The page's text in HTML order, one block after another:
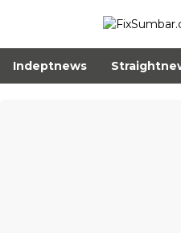
Indeptnews